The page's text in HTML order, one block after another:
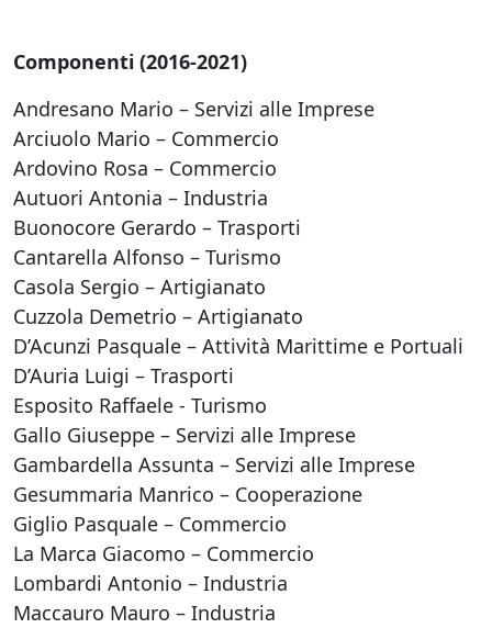
Componenti (2016-2021)
Andresano Mario – Servizi alle Imprese
Arciuolo Mario – Commercio
Ardovino Rosa – Commercio
Autuori Antonia – Industria
Buonocore Gerardo – Trasporti
Cantarella Alfonso – Turismo
Casola Sergio – Artigianato
Cuzzola Demetrio – Artigianato
D’Acunzi Pasquale – Attività Marittime e Portuali
D’Auria Luigi – Trasporti
Esposito Raffaele - Turismo
Gallo Giuseppe – Servizi alle Imprese
Gambardella Assunta – Servizi alle Imprese
Gesummaria Manrico – Cooperazione
Giglio Pasquale – Commercio
La Marca Giacomo – Commercio
Lombardi Antonio – Industria
Maccauro Mauro – Industria